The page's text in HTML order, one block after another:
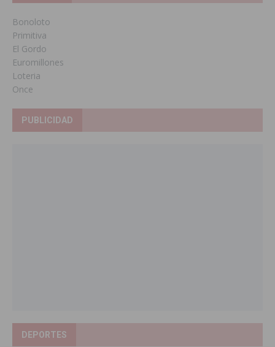
Bonoloto
Primitiva
El Gordo
Euromillones
Loteria
Once
PUBLICIDAD
DEPORTES